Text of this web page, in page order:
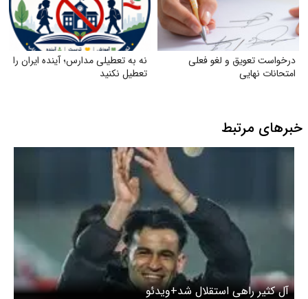
درخواست تعویق و لغو فعلی
امتحانات نهایی
نه به تعطیلی مدارس؛ آینده ایران را
تعطیل نکنید
خبرهای مرتبط
آل کثیر راهی استقلال شد+ویدئو